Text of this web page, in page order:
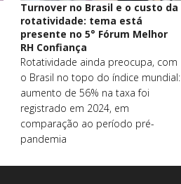
Turnover no Brasil e o custo da
rotatividade: tema está
presente no 5° Fórum Melhor
RH Confiança
Rotatividade ainda preocupa, com
o Brasil no topo do índice mundial:
aumento de 56% na taxa foi
registrado em 2024, em
comparação ao período pré-
pandemia